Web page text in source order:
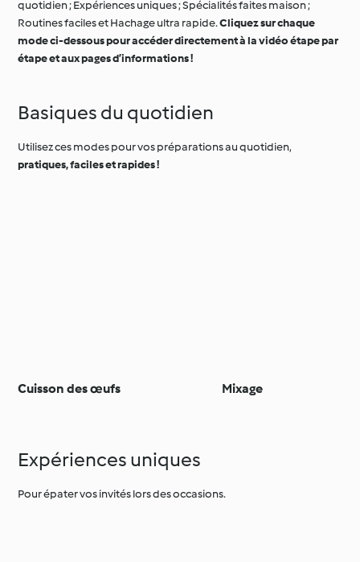
quotidien ; Expériences uniques ; Spécialités faites maison ;
Routines faciles et Hachage ultra rapide.Cliquez sur chaque
mode ci-dessous pour accéder directement à la vidéo étape par
étape et aux pages d’informations !
Basiques du quotidien
Utilisez ces modes pour vos préparations au quotidien,
pratiques, faciles et rapides !
Cuisson des œufs Mixage
Expériences uniques
Pour épater vos invités lors des occasions.